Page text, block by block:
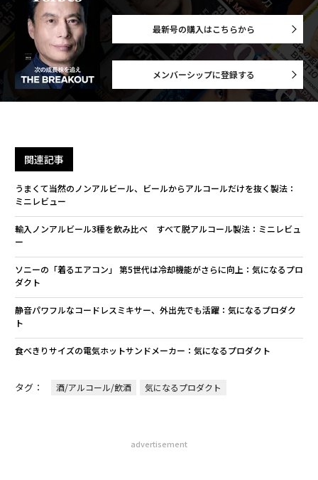
最新号の購入はこちらから
メンバーシップに登録する
関連記事
うまくて当然のノンアルビール、ビールからアルコールだけを抜く製法：
ミニレビュー
輸入ノンアルビール3種を飲み比べ すべて脱アルコール製法：ミニレビュ
ー
ソニーの「着るエアコン」 第5世代は冷却機能がさらに向上：気になるプロ
ダクト
静音パワフルなコードレスミキサー、外出先でも活躍：気になるプロダク
ト
食べきりサイズの電気ホットサンドメーカー：気になるプロダクト
タグ： 酒/アルコール/飲酒 気になるプロダクト
advertisement